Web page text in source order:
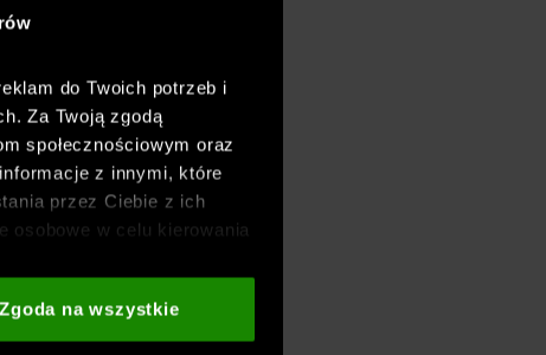
do Twoich potrzeb i
Za Twoją zgodą
społecznościowym oraz
z innymi, które
przez Ciebie z ich
osobowe w celu kierowania
oraz sekcji „Szczegóły”
Zgoda na wszystkie